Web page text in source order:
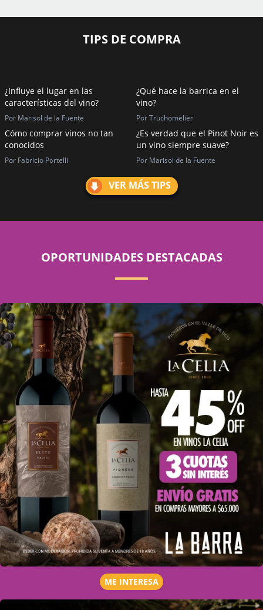
TIPS DE COMPRA
¿Influye el lugar en las
características del vino?
Por Marisol de la Fuente
¿Qué hace la barrica en el
vino?
Por Truchomelier
Cómo comprar vinos no tan
conocidos
Por Fabricio Portelli
¿Es verdad que el Pinot Noir es
un vino siempre suave?
Por Marisol de la Fuente
VER MÁS TIPS
OPORTUNIDADES DESTACADAS
ME INTERESA